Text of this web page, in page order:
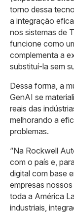
torno dessa
a integração
nos sistemas de
funcione como
complementa a
substituí-la sem
Dessa forma, a
GenAI se
reais das
melhorando a
problemas.
“Na Rockwell
com o país e,
digital com base
empresas
toda a América
industriais,